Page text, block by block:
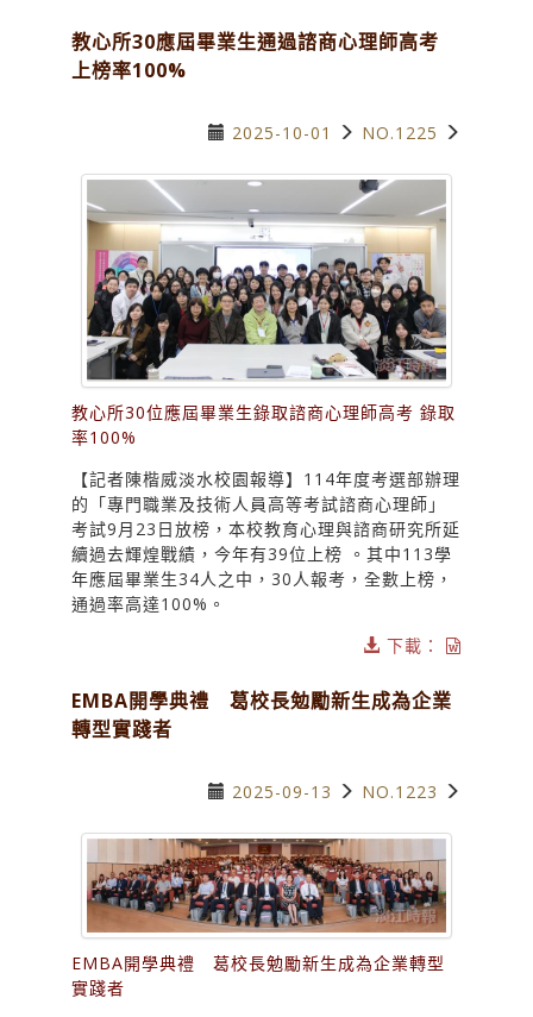
教心所30應屆畢業生通過諮商心理師高考
上榜率100%
2025-10-01 NO.1225
教心所30位應屆畢業生錄取諮商心理師高考 錄取
率100%
【記者陳楷威淡水校園報導】114年度考選部辦理
的「專門職業及技術人員高等考試諮商心理師」
考試9月23日放榜，本校教育心理與諮商研究所延
續過去輝煌戰績，今年有39位上榜 。其中113學
年應屆畢業生34人之中，30人報考，全數上榜，
通過率高達100%。
下載：
EMBA開學典禮 葛校長勉勵新生成為企業
轉型實踐者
2025-09-13 NO.1223
EMBA開學典禮 葛校長勉勵新生成為企業轉型
實踐者